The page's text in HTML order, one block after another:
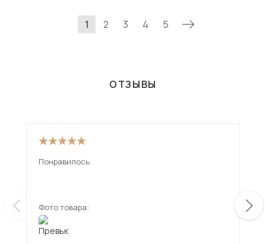
1 2 3 4 5
ОТЗЫВЫ
Понравилось
Фото товара: